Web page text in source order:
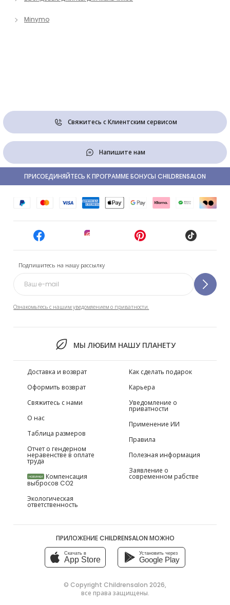
Minymo
Свяжитесь с Клиентским сервисом
Напишите нам
Подпишитесь на нашу рассылку
Ознакомьтесь с нашим уведомлением о приватности.
МЫ ЛЮБИМ НАШУ ПЛАНЕТУ
ПРИСОЕДИНЯЙТЕСЬ К ПРОГРАММЕ БОНУСЫ CHILDRENSALON
Доставка и возврат
Оформить возврат
Свяжитесь с нами
О нас
Таблица размеров
Отчет о гендерном
неравенстве в оплате
труда
НОВИНКИ Компенсация
выбросов CO2
Экологическая
ответственность
Как сделать подарок
Карьера
Уведомление о
приватности
Применение ИИ
Правила
Полезная информация
Заявление о
современном рабстве
ПРИЛОЖЕНИЕ CHILDRENSALON МОЖНО
Скачать в
App Store
Установить через
Google Play
© Copyright Childrensalon 2026,
все права защищены.